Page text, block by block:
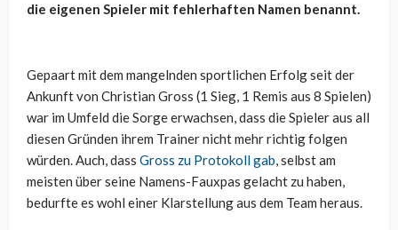
die eigenen Spieler mit fehlerhaften Namen benannt.
Gepaart mit dem mangelnden sportlichen Erfolg seit der
Ankunft von Christian Gross (1 Sieg, 1 Remis aus 8 Spielen)
war im Umfeld die Sorge erwachsen, dass die Spieler aus all
diesen Gründen ihrem Trainer nicht mehr richtig folgen
würden. Auch, dass Gross zu Protokoll gab, selbst am
meisten über seine Namens-Fauxpas gelacht zu haben,
bedurfte es wohl einer Klarstellung aus dem Team heraus.